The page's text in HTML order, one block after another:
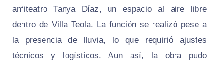
anfiteatro Tanya Díaz, un espacio al aire libre
dentro de Villa Teola. La función se realizó pese a
la presencia de lluvia, lo que requirió ajustes
técnicos y logísticos. Aun así, la obra pudo